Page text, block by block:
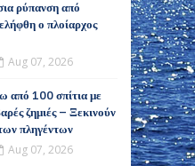
ρύπανση από
ο πλοίαρχος
Aug 07, 2026
από 100 σπίτια με
ζημιές – Ξεκινούν
πληγέντων
Aug 07, 2026